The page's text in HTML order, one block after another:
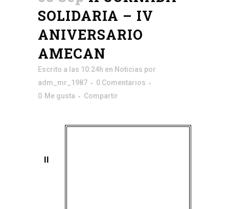
SOLIDARIA – IV
ANIVERSARIO
AMECAN
Escrito a las 10:24h en Noticias por
adm_mr_1987
0 Comentarios
0 Me gusta Compartir